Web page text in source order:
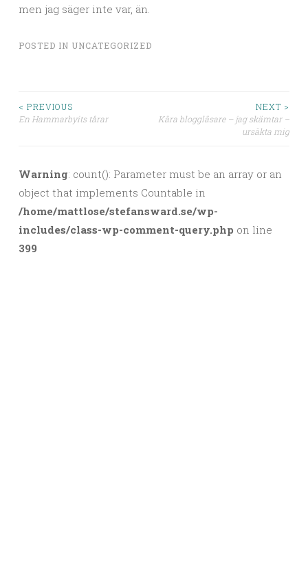
men jag säger inte var, än.
POSTED IN UNCATEGORIZED
Post navigation
< PREVIOUS
En Hammarbyits tårar
NEXT >
Kära bloggläsare – jag skämtar –
ursäkta mig
Warning: count(): Parameter must be an array or an
object that implements Countable in
/home/mattlose/stefansward.se/wp-
includes/class-wp-comment-query.php on line
399